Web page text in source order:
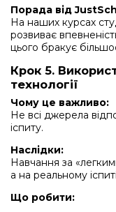
Порада від
На наших курсах
розвиває
цього бракує
Крок 5.
технології
Чому це важливо:
Не всі джерела
іспиту.
Наслідки:
Навчання за
а на реальному
Що робити: